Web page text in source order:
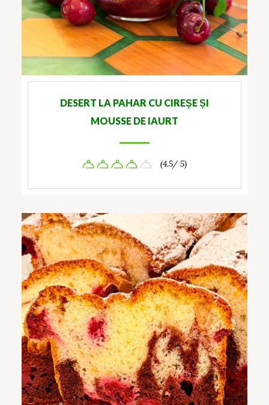
DESERT LA PAHAR CU CIREȘE ȘI
MOUSSE DE IAURT
(4.5/ 5)